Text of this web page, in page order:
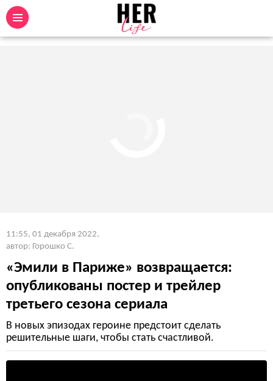
11:55, 01 декабря 2022,
автор: Горошко С.
«Эмили в Париже» возвращается:
опубликованы постер и трейлер
третьего сезона сериала
В новых эпизодах героине предстоит сделать
решительные шаги, чтобы стать счастливой.